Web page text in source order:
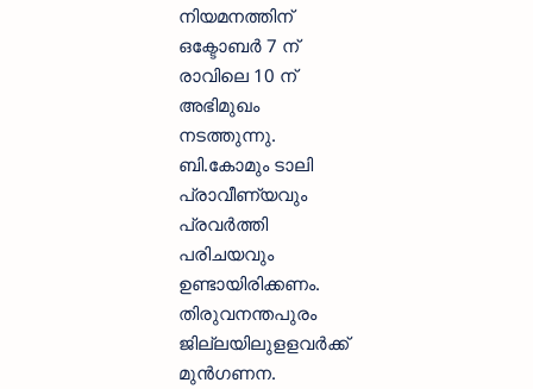
നിയമനത്തിന്
ഒക്ടോബർ 7 ന്
രാവിലെ 10 ന്
അഭിമുഖം
നടത്തുന്നു.
ബി.കോമും ടാലി
പ്രാവീണ്യവും
പ്രവർത്തി
പരിചയവും
ഉണ്ടായിരിക്കണം.
തിരുവനന്തപുരം
ജില്ലയിലുളളവർക്ക്
മുൻഗണന.